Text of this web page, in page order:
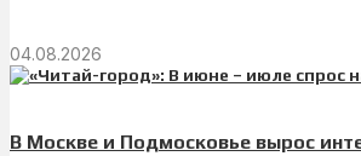
04.08.2026
В Москве и Подмосковье вырос